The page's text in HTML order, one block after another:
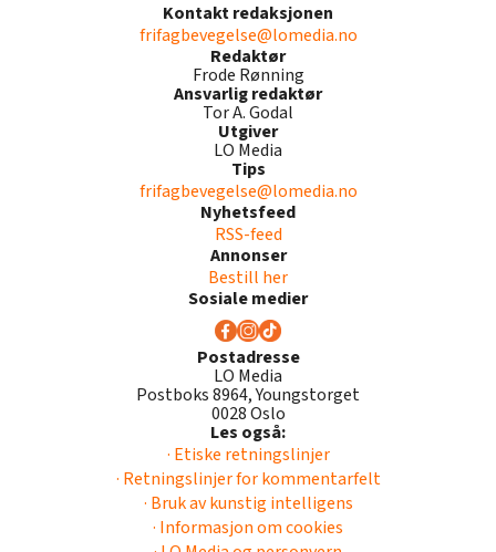
Kontakt redaksjonen
frifagbevegelse@lomedia.no
Redaktør
Frode Rønning
Ansvarlig redaktør
Tor A. Godal
Utgiver
LO Media
Tips
frifagbevegelse@lomedia.no
Nyhetsfeed
RSS-feed
Annonser
Bestill her
Sosiale medier
Postadresse
LO Media
Postboks 8964, Youngstorget
0028 Oslo
Les også:
· Etiske retningslinjer
· Retningslinjer for kommentarfelt
· Bruk av kunstig intelligens
· Informasjon om cookies